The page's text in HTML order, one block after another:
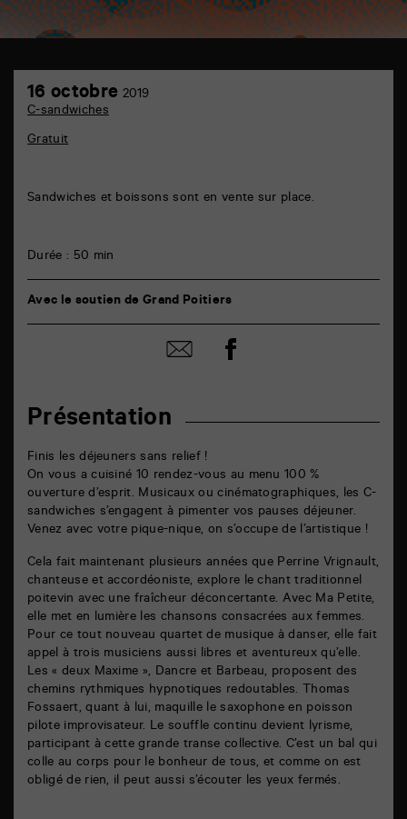
foyer
général
86000
Présentation
Finis les déjeuners sans relief !
On vous a cuisiné 10 rendez-vous au menu 100 %
ouverture d’esprit. Musicaux ou cinématographiques, les C-
sandwiches s’engagent à pimenter vos pauses déjeuner.
Venez avec votre pique-nique, on s’occupe de l’artistique !
Cela fait maintenant plusieurs années que Perrine Vrignault,
chanteuse et accordéoniste, explore le chant traditionnel
poitevin avec une fraîcheur déconcertante. Avec Ma Petite,
elle met en lumière les chansons consacrées aux femmes.
Pour ce tout nouveau quartet de musique à danser, elle fait
appel à trois musiciens aussi libres et aventureux qu’elle.
Les « deux Maxime », Dancre et Barbeau, proposent des
chemins rythmiques hypnotiques redoutables. Thomas
Fossaert, quant à lui, maquille le saxophone en poisson
pilote improvisateur. Le souffle continu devient lyrisme,
participant à cette grande transe collective. C’est un bal qui
colle au corps pour le bonheur de tous, et comme on est
obligé de rien, il peut aussi s’écouter les yeux fermés.
16 octobre 201916
C-sandwiches
Gratuit
Sandwiches et boissons sont en vente sur place.
Durée : 50 min
Avec le soutien de Grand Poitiers
Partager
par
Partager
sur